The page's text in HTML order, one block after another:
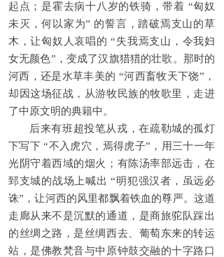
起点；是霍去病十八岁的铁骑，带着 “匈奴
未灭，何以家为” 的誓言，踏破焉支山的草
木，让匈奴人哀唱的 “失我焉支山，令我妇
女无颜色”，变成了汉旗猎猎的壮歌。那时的
河西，还是水草丰美的 “河西畜牧天下饶”，
却因这场征战，从游牧民族的牧歌里，走进
了中原文明的典籍中。
后来有班超投笔从戎，在疏勒城的孤灯
下写下 “不入虎穴，焉得虎子”，用三十一年
光阴守着西域的烟火；有陈汤率部远击，在
郅支城的战场上喊出 “明犯强汉者，虽远必
诛”，让河西的风里都飘着铁血的尊严。这道
走廊从来不是沉默的通道，是商旅驼队踩出
的丝绸之路，是丝绸西去、葡萄东来的转运
站，是佛教梵音与中原钟鼓交融的十字路口